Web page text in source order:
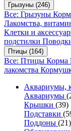
Грызуны (246)
Все: Грызуны
Лакомства,
Клетки и
подстилки
Птицы (164)
Все: Птицы Корма
лакомства
Аквариумы,
Аквариумы
Крышки (39)
Подставки
Поддоны (21)